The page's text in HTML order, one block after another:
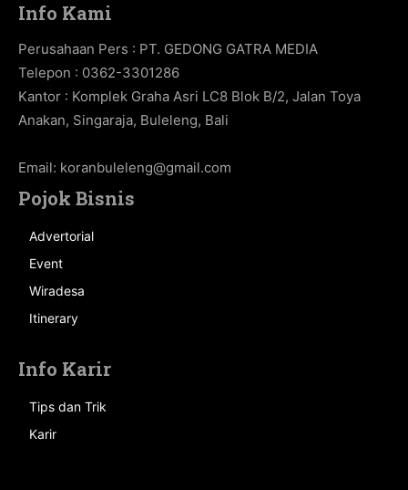
Info Kami
Perusahaan Pers : PT. GEDONG GATRA MEDIA
Telepon : 0362-3301286
Kantor : Komplek Graha Asri LC8 Blok B/2, Jalan Toya
Anakan, Singaraja, Buleleng, Bali
Email: koranbuleleng@gmail.com
Pojok Bisnis
Advertorial
Event
Wiradesa
Itinerary
Info Karir
Tips dan Trik
Karir